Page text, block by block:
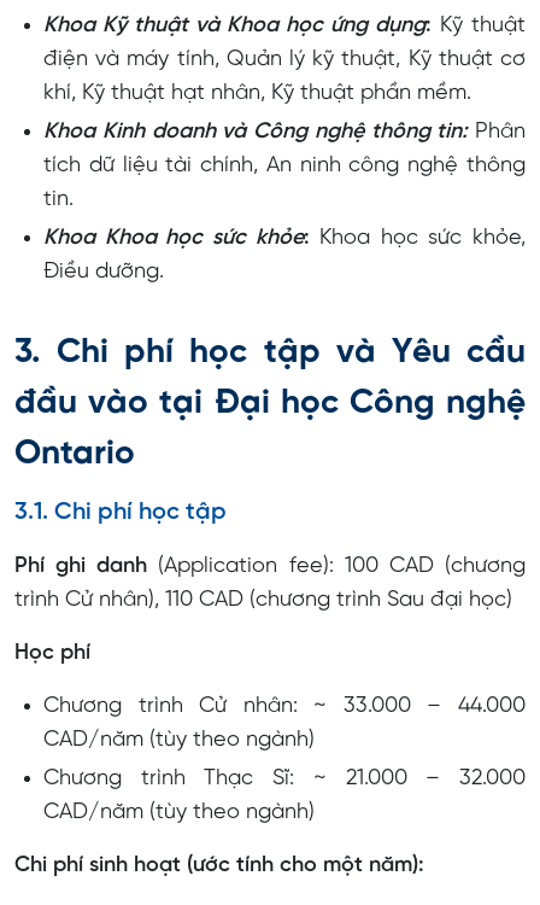
Khoa Kỹ thuật và Khoa học ứng dụng: Kỹ thuật
điện và máy tính, Quản lý kỹ thuật, Kỹ thuật cơ
khí, Kỹ thuật hạt nhân, Kỹ thuật phần mềm.
Khoa Kinh doanh và Công nghệ thông tin: Phân
tích dữ liệu tài chính, An ninh công nghệ thông
tin.
Khoa Khoa học sức khỏe: Khoa học sức khỏe,
Điều dưỡng.
3. Chi phí học tập và Yêu cầu
đầu vào tại Đại học Công nghệ
Ontario
3.1. Chi phí học tập
Phí ghi danh (Application fee): 100 CAD (chương
trình Cử nhân), 110 CAD (chương trình Sau đại học)
Học phí
Chương trình Cử nhân: ~ 33.000 – 44.000
CAD/năm (tùy theo ngành)
Chương trình Thạc Sĩ: ~ 21.000 – 32.000
CAD/năm (tùy theo ngành)
Chi phí sinh hoạt (ước tính cho một năm):